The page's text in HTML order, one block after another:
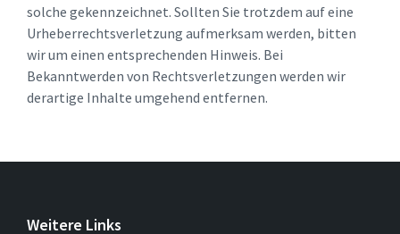
solche gekennzeichnet. Sollten Sie trotzdem auf eine
Urheberrechtsverletzung aufmerksam werden, bitten
wir um einen entsprechenden Hinweis. Bei
Bekanntwerden von Rechtsverletzungen werden wir
derartige Inhalte umgehend entfernen.
Weitere Links